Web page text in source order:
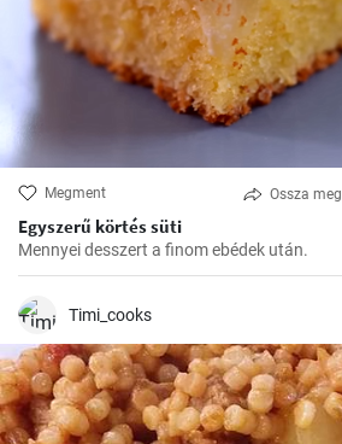
Megment Ossza meg
Egyszerű körtés süti
Mennyei desszert a finom ebédek után.
Timi_cooks